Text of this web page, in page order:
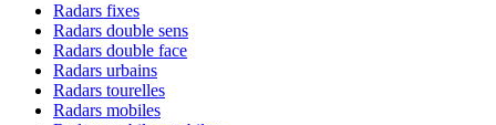
Radars fixes
Radars double sens
Radars double face
Radars urbains
Radars tourelles
Radars mobiles